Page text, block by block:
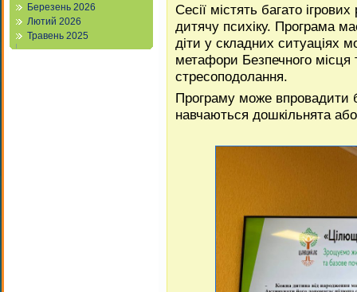
Березень 2026
Лютий 2026
Травень 2025
Сесії містять багато
дитячу психіку. Програма
діти у складних ситуаціях
метафори Безпечного місця
стресоподолання.
Програму може впровадити
навчаються дошкільнята